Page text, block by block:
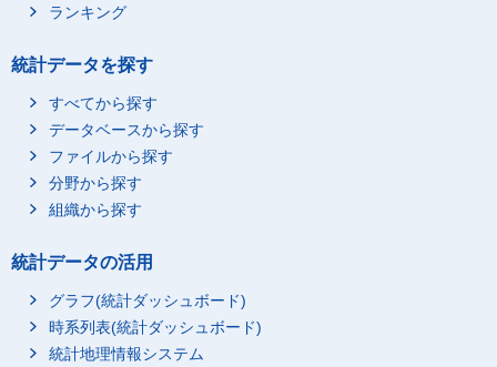
ランキング
統計データを探す
すべてから探す
データベースから探す
ファイルから探す
分野から探す
組織から探す
統計データの活用
グラフ(統計ダッシュボード)
時系列表(統計ダッシュボード)
統計地理情報システム